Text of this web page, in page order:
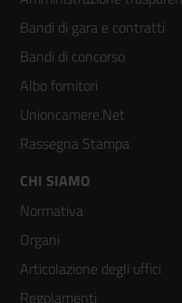
menù
colonna
2
Bandi di gara e contratti
Bandi di concorso
Albo fornitori
Unioncamere.Net
Rassegna Stampa
Footer
menù
colonna
CHI SIAMO
Normativa
Organi
Articolazione degli uffici
Regolamenti